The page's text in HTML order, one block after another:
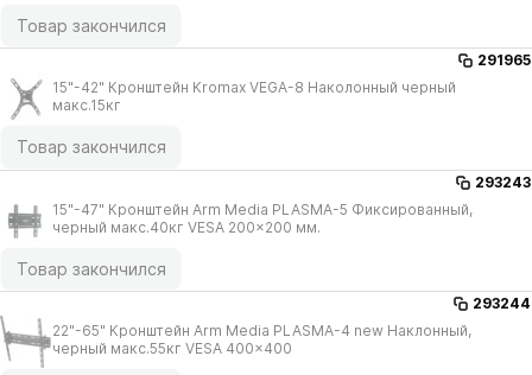
Товар закончился
291965
15"-42" Кронштейн Kromax VEGA-8 Наколонный черный
макс.15кг
Товар закончился
293243
15"-47" Кронштейн Arm Media PLASMA-5 Фиксированный,
черный макс.40кг VESA 200x200 мм.
Товар закончился
293244
22"-65" Кронштейн Arm Media PLASMA-4 new Наклонный,
черный макс.55кг VESA 400x400